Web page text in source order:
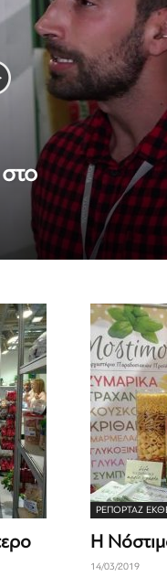
ΡΕΠΟΡΤΆΖ
H
14/03/2019